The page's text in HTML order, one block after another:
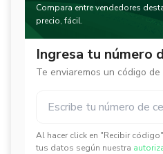
Compara entre vendedores
precio, fácil.
Ingresa tu número
Te enviaremos un código
Al hacer click en "Recibir
tus datos según nuestra